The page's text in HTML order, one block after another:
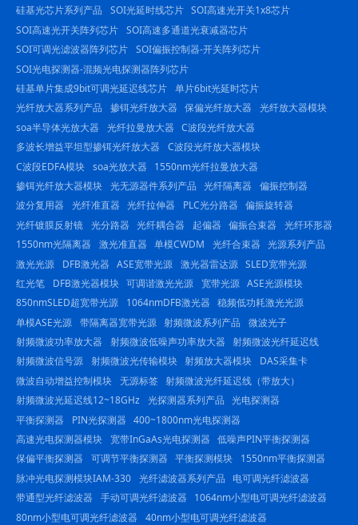
硅基光芯片系列产品
SOI光延时线芯片 SOI高速光开关1x8芯片
SOI高速光开关阵列芯片 SOI高速多通道光衰减器芯片
SOI可调光滤波器阵列芯片 SOI偏振控制器-开关阵列芯片
SOI光电探测器-混频光电探测器阵列芯片
硅基单片集成9bit可调光延迟线芯片 单片6bit光延时芯片
光纤放大器系列产品
掺铒光纤放大器 保偏光纤放大器
光纤放大器模块
soa半导体光放大器
光纤拉曼放大器 C波段光纤放大器
多波长增益平坦型掺铒光纤放大器
C波段光纤放大器模块
C波段EDFA模块 soa光放大器
1550nm光纤拉曼放大器
掺铒光纤放大器模块 光无源器件系列产品 光纤隔离器
偏振控制器
波分复用器
光纤准直器 光纤拉伸器 PLC光分路器
偏振旋转器
光纤镀膜反射镜 光分路器 光纤耦合器 起偏器 偏振合束器
光纤环形器
1550nm光隔离器
激光准直器 单模CWDM 光纤合束器
光源系列产品
激光光源
DFB激光器 ASE宽带光源 激光器雷达源 SLED宽带光源
红光笔
DFB激光器模块 可调谐激光光源 宽带光源 ASE光源模块
850nmSLED超宽带光源
1064nmDFB激光器 稳频低功耗激光光源
单模ASE光源 带隔离器宽带光源 射频微波系列产品
微波光子
射频微波功率放大器
射频微波低噪声功率放大器 射频微波光纤延迟线
射频微波信号源 射频微波光传输模块 射频放大器模块
DAS采集卡
微波自动增益控制模块 无源标签 射频微波光纤延迟线（带放大）
射频微波光延迟线12~18GHz 光探测器系列产品 光电探测器
平衡探测器
PIN光探测器 400~1800nm光电探测器
高速光电探测器模块
宽带InGaAs光电探测器 低噪声PIN平衡探测器
保偏平衡探测器
可调节平衡探测器 平衡探测模块
1550nm平衡探测器
脉冲光电探测模块IAM-330 光纤滤波器系列产品
电可调光纤滤波器
带通型光纤滤波器
手动可调光纤滤波器
1064nm小型电可调光纤滤波器
80nm小型电可调光纤滤波器
40nm小型电可调光纤滤波器